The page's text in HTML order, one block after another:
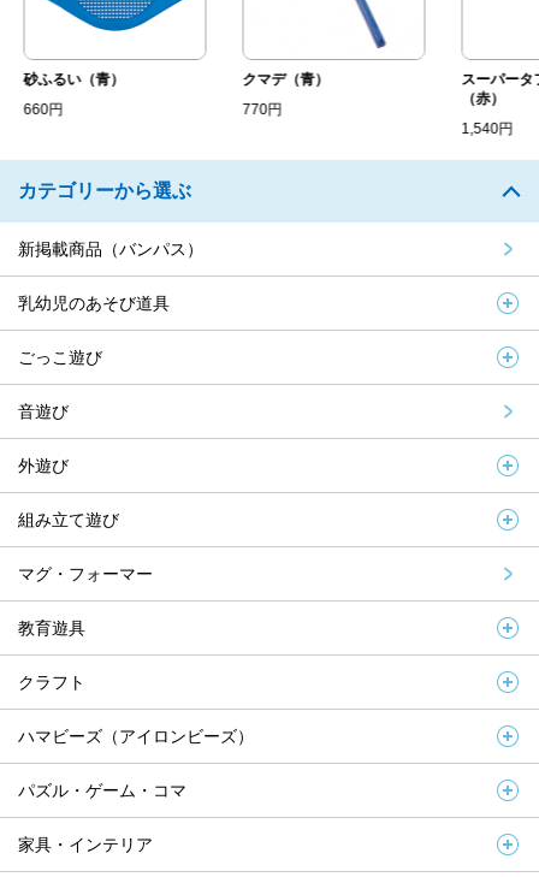
砂ふるい（青）
660円
クマデ（青）
770円
スーパータ
（赤）
1,540円
カテゴリーから選ぶ
新掲載商品（バンパス）
乳幼児のあそび道具
ごっこ遊び
音遊び
外遊び
組み立て遊び
マグ・フォーマー
教育遊具
クラフト
ハマビーズ（アイロンビーズ）
パズル・ゲーム・コマ
家具・インテリア